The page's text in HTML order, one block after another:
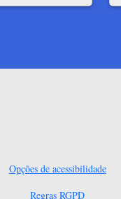
Opções de acessibilidade
Regras RGPD